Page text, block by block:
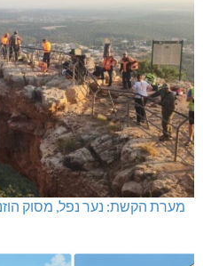
מערת הקשת: נער נפל, מסוק